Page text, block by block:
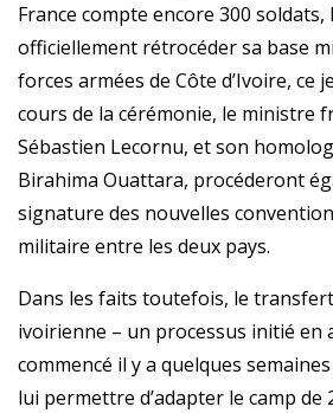
France compte encore 300 soldats,
officiellement rétrocéder sa base
forces armées de Côte d’Ivoire, ce
cours de la cérémonie, le ministre
Sébastien Lecornu, et son
Birahima Ouattara, procéderont
signature des nouvelles
militaire entre les deux pays.
Dans les faits toutefois, le transfert
ivoirienne – un processus initié en
commencé il y a quelques
lui permettre d’adapter le camp de